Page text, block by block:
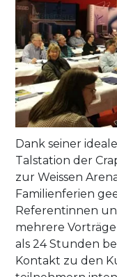
Dank seiner
Talstation der
zur Weissen
Familienferien
Referentinnen
mehrere
als 24 Stunden
Kontakt zu den